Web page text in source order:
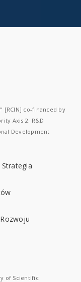
[RCIN] co-financed by
Axis 2. R&D
Development
of Scientific